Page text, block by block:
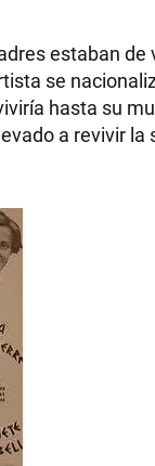
estaban de
se
hasta su
a revivir
Seguinos